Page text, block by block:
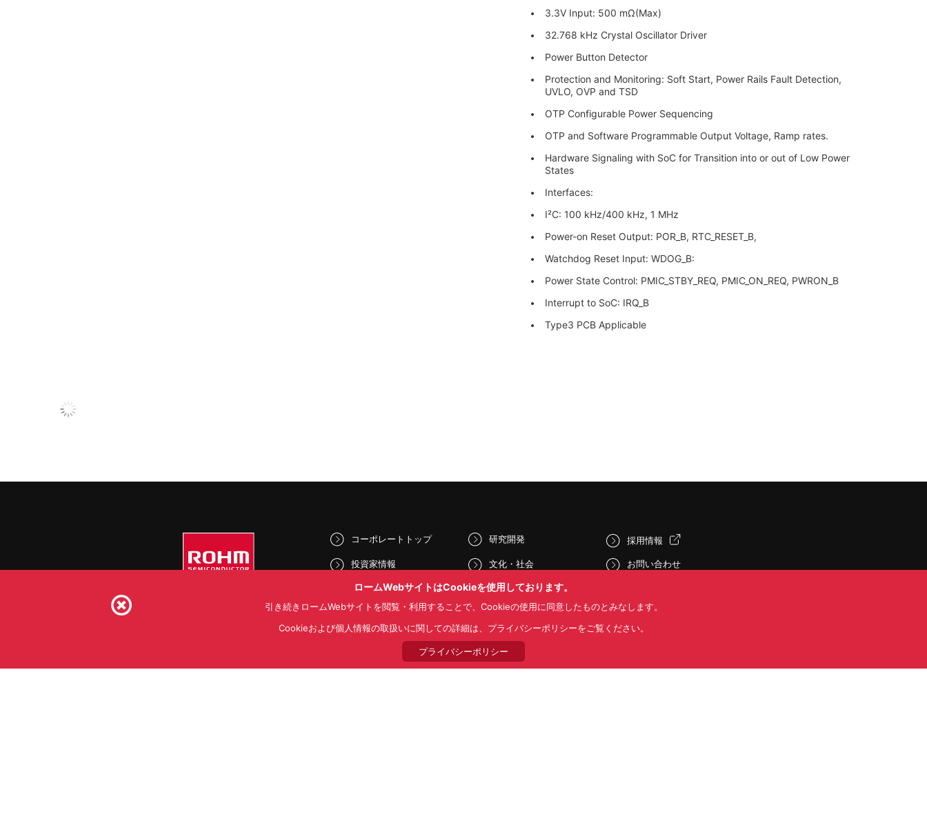
3.3V Input: 500 mΩ(Max)
32.768 kHz Crystal Oscillator Driver
Power Button Detector
Protection and Monitoring: Soft Start, Power Rails Fault Detection,
UVLO, OVP and TSD
OTP Configurable Power Sequencing
OTP and Software Programmable Output Voltage, Ramp rates.
Hardware Signaling with SoC for Transition into or out of Low Power
States
Interfaces:
I²C: 100 kHz/400 kHz, 1 MHz
Power-on Reset Output: POR_B, RTC_RESET_B,
Watchdog Reset Input: WDOG_B:
Power State Control: PMIC_STBY_REQ, PMIC_ON_REQ, PWRON_B
Interrupt to SoC: IRQ_B
Type3 PCB Applicable
コーポレートトップ
投資家情報
サステナビリティ
研究開発
文化・社会
ニュース
採用情報
お問い合わせ
ロームWebサイトはCookieを使用しております。
引き続きロームWebサイトを閲覧・利用することで、Cookieの使用に同意したものとみなします。
Cookieおよび個人情報の取扱いに関しての詳細は、プライバシーポリシーをご覧ください。
プライバシーポリシー